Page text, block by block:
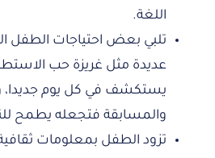
اللغة.
تلبي بعض احتياجات الطفل
عديدة مثل غريزة حب
يستكشف في كل يوم جديدا،
والمسابقة فتجعله يطمح
تزود الطفل بمعلومات